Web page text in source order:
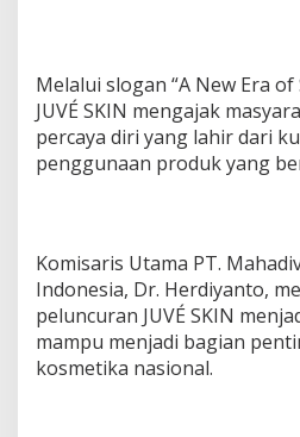
Melalui slogan “A New Era of
JUVÉ SKIN mengajak
percaya diri yang lahir dari
penggunaan produk yang
Komisaris Utama PT.
Indonesia, Dr. Herdiyanto,
peluncuran JUVÉ SKIN
mampu menjadi bagian
kosmetika nasional.